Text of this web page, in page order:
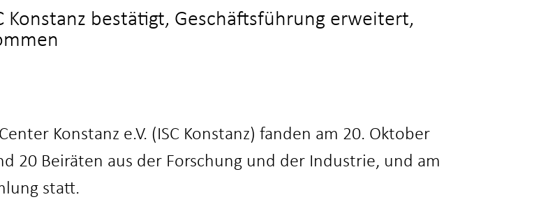
Konstanz bestätigt, Geschäftsführung erweitert,
Konstanz e.V. (ISC Konstanz) fanden am 20. Oktober
20 Beiräten aus der Forschung und der Industrie, und am
statt.